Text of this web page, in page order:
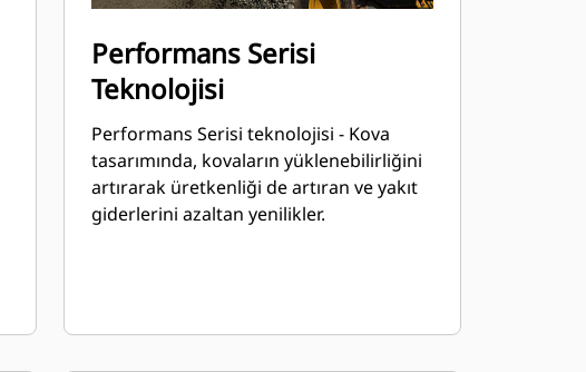
Performans Serisi
Teknolojisi
Performans Serisi teknolojisi - Kova
tasarımında, kovaların yüklenebilirliğini
artırarak üretkenliği de artıran ve yakıt
giderlerini azaltan yenilikler.